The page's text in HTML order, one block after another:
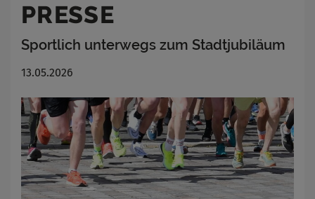
PRESSE
Sportlich unterwegs zum Stadtjubiläum
13.05.2026